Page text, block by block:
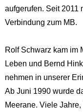
aufgerufen. Seit 2011
Verbindung zum MB.
Rolf Schwarz kam im
Leben und Bernd
nehmen in unserer
Ab Juni 1990 wurde
Meerane. Viele